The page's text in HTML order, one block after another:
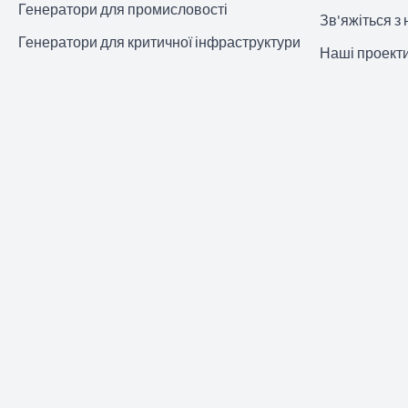
Генератори для промисловості
Генератори для критичної інфраструктури
Зв'яжіться з
Наші